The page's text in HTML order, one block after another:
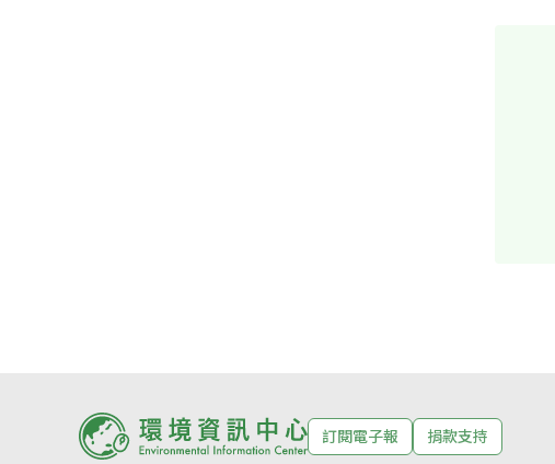
訂閱電子報 捐款支持